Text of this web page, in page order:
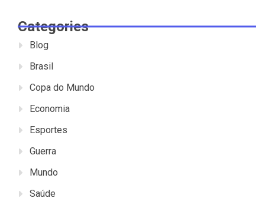
Categories
Blog
Brasil
Copa do Mundo
Economia
Esportes
Guerra
Mundo
Saúde